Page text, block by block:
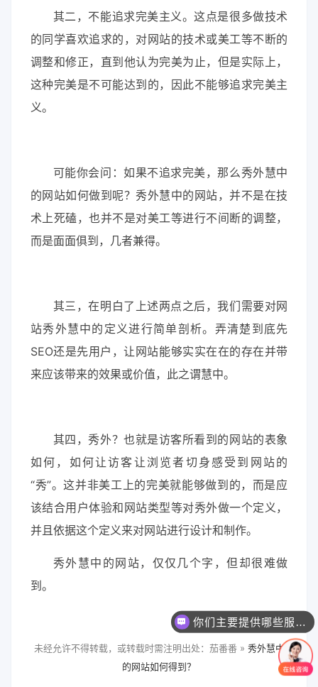
其二，不能追求完美主义。这点是很多做技术
的同学喜欢追求的，对网站的技术或美工等不断的
调整和修正，直到他认为完美为止，但是实际上，
这种完美是不可能达到的，因此不能够追求完美主
义。
可能你会问：如果不追求完美，那么秀外慧中
的网站如何做到呢？秀外慧中的网站，并不是在技
术上死磕，也并不是对美工等进行不间断的调整，
而是面面俱到，几者兼得。
其三，在明白了上述两点之后，我们需要对网
站秀外慧中的定义进行简单剖析。弄清楚到底先
SEO还是先用户，让网站能够实实在在的存在并带
来应该带来的效果或价值，此之谓慧中。
其四，秀外？也就是访客所看到的网站的表象
如何，如何让访客让浏览者切身感受到网站的
“秀”。这并非美工上的完美就能够做到的，而是应
该结合用户体验和网站类型等对秀外做一个定义，
并且依据这个定义来对网站进行设计和制作。
秀外慧中的网站，仅仅几个字，但却很难做
到。
未经允许不得转载，或转载时需注明出处：茄番番 » 秀外慧中
的网站如何得到？
你们主要提供哪些服务？可以根据需求定制吗？